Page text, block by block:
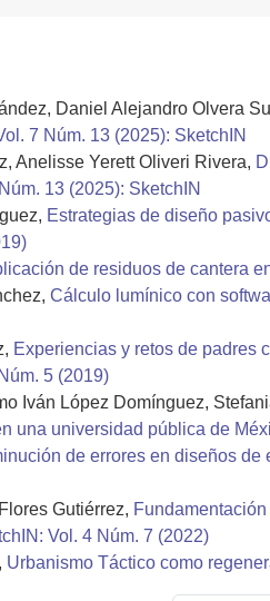
Daniel Alejandro Olvera
7 Núm. 13 (2025): SketchIN
Anelisse Yerett Oliveri Rivera,
13 (2025): SketchIN
Estrategias de diseño
de residuos de cantera
Cálculo lumínico con
Experiencias y retos de padres
5 (2019)
Iván López Domínguez,
una universidad pública de
de errores en diseños
Gutiérrez,
Vol. 4 Núm. 7 (2022)
Urbanismo Táctico como